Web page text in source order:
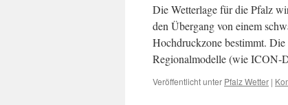
Die Wetterlage für die Pfalz
den Übergang von einem
Hochdruckzone bestimmt. Die
Regionalmodelle (wie
Veröffentlicht unter Pfalz Wetter |